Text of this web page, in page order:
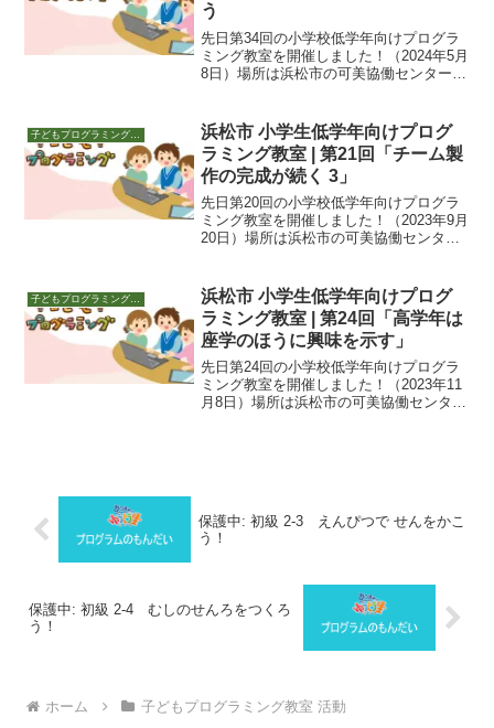
う
先日第34回の小学校低学年向けプログラ
ミング教室を開催しました！（2024年5月
8日）場所は浜松市の可美協働センター。
た教材で、プログラムの学習を進めま
す。ほ...
浜松市 小学生低学年向けプログ
ラミング教室 | 第21回「チーム製
作の完成が続く 3」
先日第20回の小学校低学年向けプログラ
ミング教室を開催しました！（2023年9月
20日）場所は浜松市の可美協働センタ
プログラミングを含む授業要領「新学習
指...
子どもプログラミング教室 活動
浜松市 小学生低学年向けプログ
ラミング教室 | 第24回「高学年は
座学のほうに興味を示す」
先日第24回の小学校低学年向けプログラ
ミング教室を開催しました！（2023年11
月8日）場所は浜松市の可美協働センタ
保護中: 初級 2-3 えんぴつで せんをかこ
う！
保護中: 初級 2-4 むしのせんろをつくろ
う！
ホーム 子どもプログラミング教室 活動